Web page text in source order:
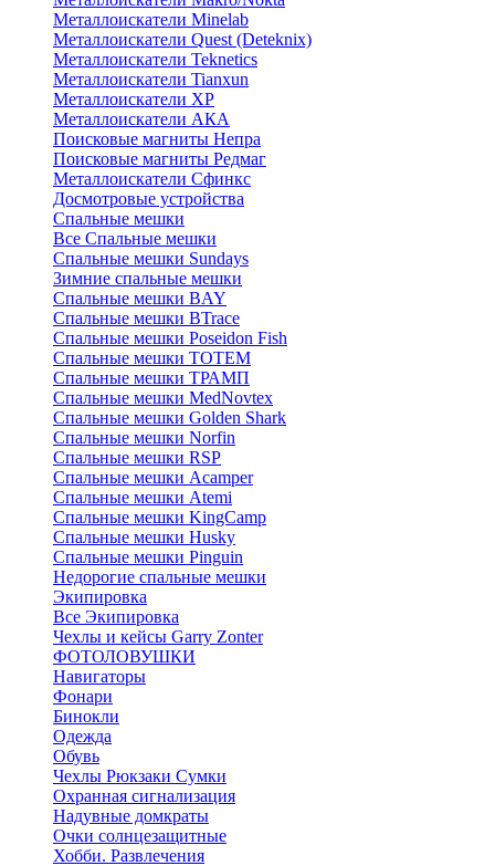
Металлоискатели Minelab
Металлоискатели Quest (Deteknix)
Металлоискатели Teknetics
Металлоискатели Tianxun
Металлоискатели XP
Металлоискатели АКА
Поисковые магниты Непра
Поисковые магниты Редмаг
Металлоискатели Сфинкс
Досмотровые устройства
Спальные мешки
Все Спальные мешки
Спальные мешки Sundays
Зимние спальные мешки
Спальные мешки BAY
Спальные мешки BTrace
Спальные мешки Poseidon Fish
Спальные мешки ТОТЕМ
Спальные мешки ТРАМП
Cпальные мешки MedNovtex
Спальные мешки Golden Shark
Спальные мешки Norfin
Спальные мешки RSP
Спальные мешки Acamper
Спальные мешки Atemi
Спальные мешки KingCamp
Спальные мешки Husky
Спальные мешки Pinguin
Недорогие спальные мешки
Экипировка
Все Экипировка
Чехлы и кейсы Garry Zonter
ФОТОЛОВУШКИ
Навигаторы
Фонари
Бинокли
Одежда
Обувь
Чехлы Рюкзаки Сумки
Охранная сигнализация
Надувные домкраты
Очки солнцезащитные
Хобби. Развлечения